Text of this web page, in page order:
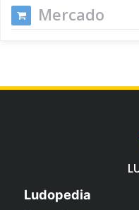
Mercado
Ludopedia